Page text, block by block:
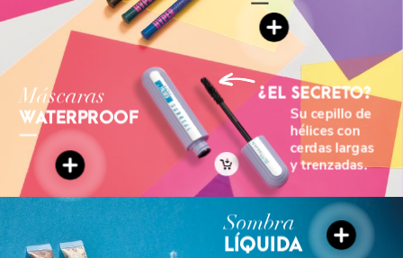
LÍQUIDA
Sombra
WATERPROOF
Máscaras
Su cepillo de
hélicescon
cerdaslargas
ytrenzadas.
EL SECRETO?